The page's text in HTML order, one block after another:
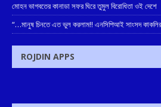
মোহন ভাগবতের কানাডা সফর ঘিরে তুমুল বিরোধিতা ওই দেশে
“…মানুষ চিনতে এত ভুল করলাম!! এনসিপিআই সাংসদ কাকলির
ROJDIN APPS